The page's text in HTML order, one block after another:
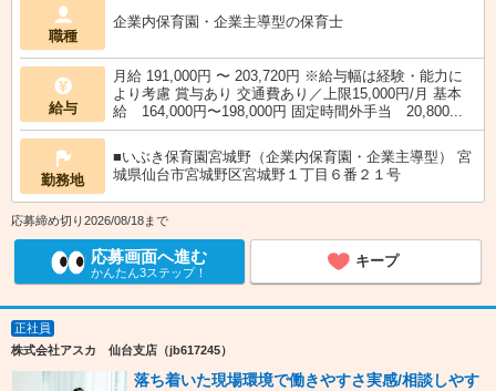
職種
企業内保育園・企業主導型の保育士
給与
月給 191,000円 〜 203,720円 ※給与幅は経験・能力に
より考慮 賞与あり 交通費あり／上限15,000円/月 基本
給 164,000円〜198,000円 固定時間外手当 20,800...
勤務地
■いぶき保育園宮城野（企業内保育園・企業主導型） 宮
城県仙台市宮城野区宮城野１丁目６番２１号
応募締め切り2026/08/18まで
応募画面へ進む
かんたん3ステップ！
キープ
正社員
株式会社アスカ 仙台支店（jb617245）
落ち着いた現場環境で働きやすさ実感/相談しやす